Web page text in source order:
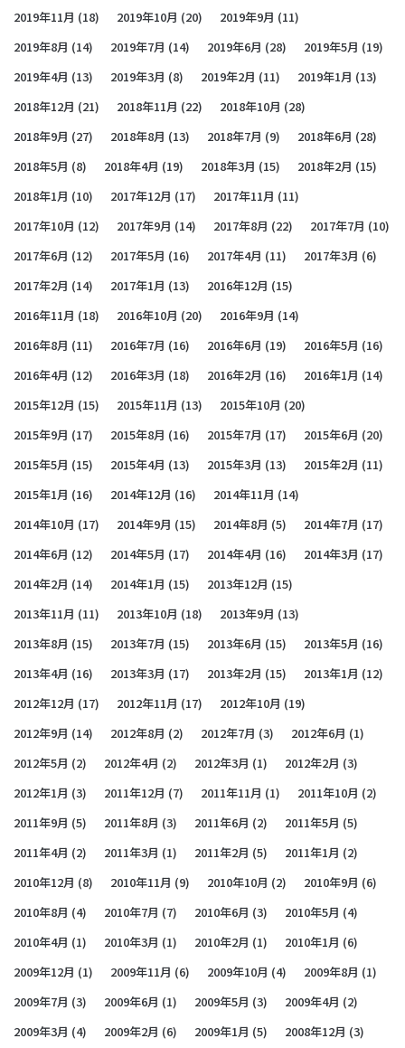
2019年11月 (18) 2019年10月 (20) 2019年9月 (11)
2019年8月 (14) 2019年7月 (14) 2019年6月 (28) 2019年5月 (19)
2019年4月 (13) 2019年3月 (8) 2019年2月 (11) 2019年1月 (13)
2018年12月 (21) 2018年11月 (22) 2018年10月 (28)
2018年9月 (27) 2018年8月 (13) 2018年7月 (9) 2018年6月 (28)
2018年5月 (8) 2018年4月 (19) 2018年3月 (15) 2018年2月 (15)
2018年1月 (10) 2017年12月 (17) 2017年11月 (11)
2017年10月 (12) 2017年9月 (14) 2017年8月 (22) 2017年7月 (10)
2017年6月 (12) 2017年5月 (16) 2017年4月 (11) 2017年3月 (6)
2017年2月 (14) 2017年1月 (13) 2016年12月 (15)
2016年11月 (18) 2016年10月 (20) 2016年9月 (14)
2016年8月 (11) 2016年7月 (16) 2016年6月 (19) 2016年5月 (16)
2016年4月 (12) 2016年3月 (18) 2016年2月 (16) 2016年1月 (14)
2015年12月 (15) 2015年11月 (13) 2015年10月 (20)
2015年9月 (17) 2015年8月 (16) 2015年7月 (17) 2015年6月 (20)
2015年5月 (15) 2015年4月 (13) 2015年3月 (13) 2015年2月 (11)
2015年1月 (16) 2014年12月 (16) 2014年11月 (14)
2014年10月 (17) 2014年9月 (15) 2014年8月 (5) 2014年7月 (17)
2014年6月 (12) 2014年5月 (17) 2014年4月 (16) 2014年3月 (17)
2014年2月 (14) 2014年1月 (15) 2013年12月 (15)
2013年11月 (11) 2013年10月 (18) 2013年9月 (13)
2013年8月 (15) 2013年7月 (15) 2013年6月 (15) 2013年5月 (16)
2013年4月 (16) 2013年3月 (17) 2013年2月 (15) 2013年1月 (12)
2012年12月 (17) 2012年11月 (17) 2012年10月 (19)
2012年9月 (14) 2012年8月 (2) 2012年7月 (3) 2012年6月 (1)
2012年5月 (2) 2012年4月 (2) 2012年3月 (1) 2012年2月 (3)
2012年1月 (3) 2011年12月 (7) 2011年11月 (1) 2011年10月 (2)
2011年9月 (5) 2011年8月 (3) 2011年6月 (2) 2011年5月 (5)
2011年4月 (2) 2011年3月 (1) 2011年2月 (5) 2011年1月 (2)
2010年12月 (8) 2010年11月 (9) 2010年10月 (2) 2010年9月 (6)
2010年8月 (4) 2010年7月 (7) 2010年6月 (3) 2010年5月 (4)
2010年4月 (1) 2010年3月 (1) 2010年2月 (1) 2010年1月 (6)
2009年12月 (1) 2009年11月 (6) 2009年10月 (4) 2009年8月 (1)
2009年7月 (3) 2009年6月 (1) 2009年5月 (3) 2009年4月 (2)
2009年3月 (4) 2009年2月 (6) 2009年1月 (5) 2008年12月 (3)